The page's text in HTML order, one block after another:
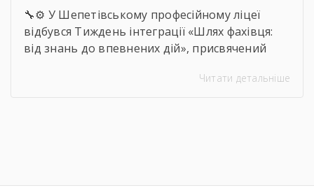
🔧⚙️ У Шепетівському професійному ліцеї
відбувся Тиждень інтеграції «Шлях фахівця:
від знань до впевнених дій», присвячений
тижня здобувачі освіти брали участь в
та вдосконалювати практичні навички, а й
Читати детальніше